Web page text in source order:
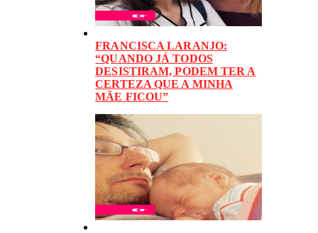
FRANCISCA LARANJO:
“QUANDO JÁ TODOS
DESISTIRAM, PODEM TER A
CERTEZA QUE A MINHA
MÃE FICOU”